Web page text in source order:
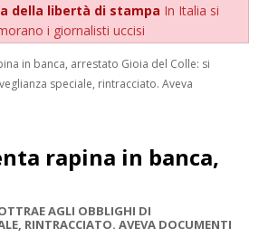
della libertà di stampa In Italia si
i giornalisti uccisi
in banca, arrestato Gioia del Colle: si
speciale, rintracciato. Aveva
rapina in banca,
AGLI OBBLIGHI DI
RINTRACCIATO. AVEVA DOCUMENTI